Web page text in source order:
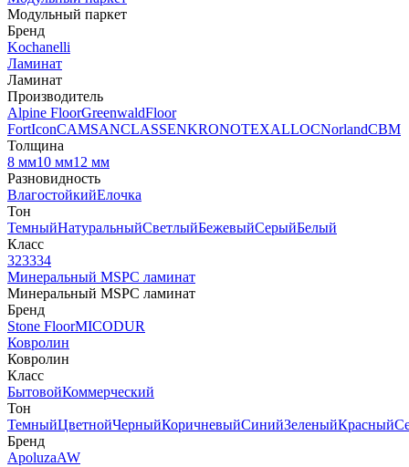
Модульный паркет
Бренд
Kochanelli
Ламинат
Ламинат
Производитель
Alpine FloorGreenwaldFloor
FortIconCAMSANCLASSENKRONOTEXALLOCNorlandCBM
Толщина
8 мм10 мм12 мм
Разновидность
ВлагостойкийЕлочка
Тон
ТемныйНатуральныйСветлыйБежевыйСерыйБелый
Класс
323334
Минеральный MSPC ламинат
Минеральный MSPC ламинат
Бренд
Stone FloorMICODUR
Ковролин
Ковролин
Класс
БытовойКоммерческий
Тон
ТемныйЦветнойЧерныйКоричневыйСинийЗеленыйКрасный
Бренд
ApoluzaAW